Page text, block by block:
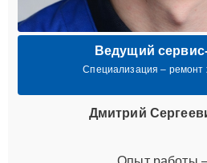
Ведущий
Специализация – ремонт
Дмитрий